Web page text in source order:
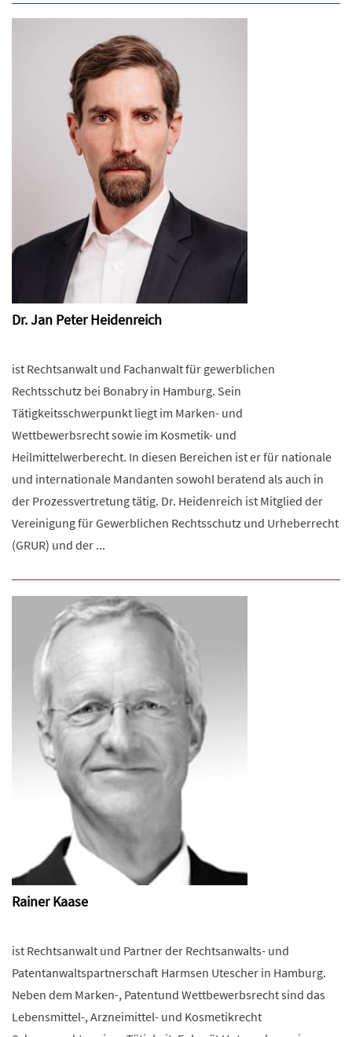
Dr. Jan Peter Heidenreich
ist Rechtsanwalt und Fachanwalt für gewerblichen
Rechtsschutz bei Bonabry in Hamburg. Sein
Tätigkeitsschwerpunkt liegt im Marken- und
Wettbewerbsrecht sowie im Kosmetik- und
Heilmittelwerberecht. In diesen Bereichen ist er für nationale
und internationale Mandanten sowohl beratend als auch in
der Prozessvertretung tätig. Dr. Heidenreich ist Mitglied der
Vereinigung für Gewerblichen Rechtsschutz und Urheberrecht
(GRUR) und der ...
Rainer Kaase
ist Rechtsanwalt und Partner der Rechtsanwalts- und
Patentanwaltspartnerschaft Harmsen Utescher in Hamburg.
Neben dem Marken-, Patentund Wettbewerbsrecht sind das
Lebensmittel-, Arzneimittel- und Kosmetikrecht